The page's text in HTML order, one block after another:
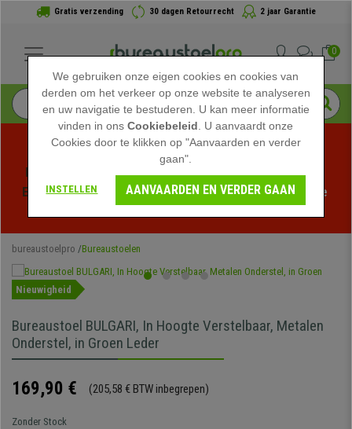
Gratis verzending 30 dagen Retourrecht 2 jaar Garantie
0
Profiteer van de Zomeruitverkoop bij bureaustoelpro!
Exclusieve kortingen voor een beperkte tijd - Bekijk de
bureaustoelpro Bureaustoelen
Nieuwigheid
Bureaustoel BULGARI, In Hoogte Verstelbaar, Metalen
Onderstel, in Groen Leder
169,90 € (205,58 € BTW inbegrepen)
Zonder Stock
We gebruiken onze eigen cookies en cookies van
derden om het verkeer op onze website te analyseren
en uw navigatie te bestuderen. U kan meer informatie
vinden in onsCookiebeleid . U aanvaardt onze
Cookies door te klikken op "Aanvaarden en verder
gaan".
INSTELLEN AANVAARDEN EN VERDER GAAN